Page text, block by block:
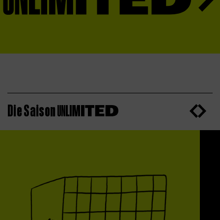
Die Saison